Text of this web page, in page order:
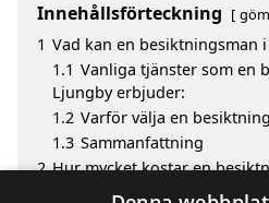
Innehållsförteckning
1 Vad kan en besiktningsman
1.1 Vanliga tjänster som en
Ljungby erbjuder:
1.2 Varför välja en
1.3 Sammanfattning
2 Hur mycket kostar en
Fördelar med att välja